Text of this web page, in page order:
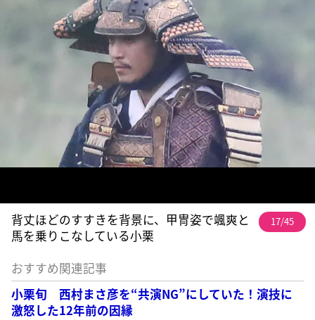
背丈ほどのすすきを背景に、甲冑姿で颯爽と
馬を乗りこなしている小栗
17/45
おすすめ関連記事
小栗旬 西村まさ彦を“共演NG”にしていた！演技に
激怒した12年前の因縁